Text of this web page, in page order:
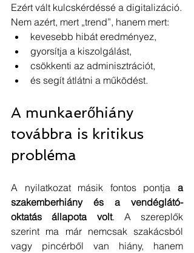
Ezért vált kulcskérdéssé a digitalizáció.
Nem azért, mert „trend”, hanem mert:
kevesebb hibát eredményez,
gyorsítja a kiszolgálást,
csökkenti az adminisztrációt,
és segít átlátni a működést.
A munkaerőhiány
továbbra is kritikus
probléma
A nyilatkozat másik fontos pontja a
szakemberhiány és a vendéglátó-
oktatás állapota volt. A szereplők
szerint ma már nemcsak szakácsból
vagy pincérből van hiány, hanem